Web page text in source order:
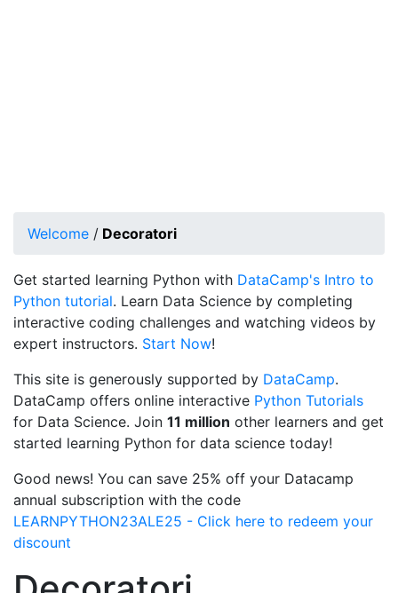
Welcome / Decoratori
Get started learning Python with DataCamp's Intro to
Python tutorial. Learn Data Science by completing
interactive coding challenges and watching videos by
expert instructors. Start Now!
This site is generously supported by DataCamp.
DataCamp offers online interactive Python Tutorials
for Data Science. Join 11 million other learners and get
started learning Python for data science today!
Good news! You can save 25% off your Datacamp
annual subscription with the code
LEARNPYTHON23ALE25 - Click here to redeem your
discount